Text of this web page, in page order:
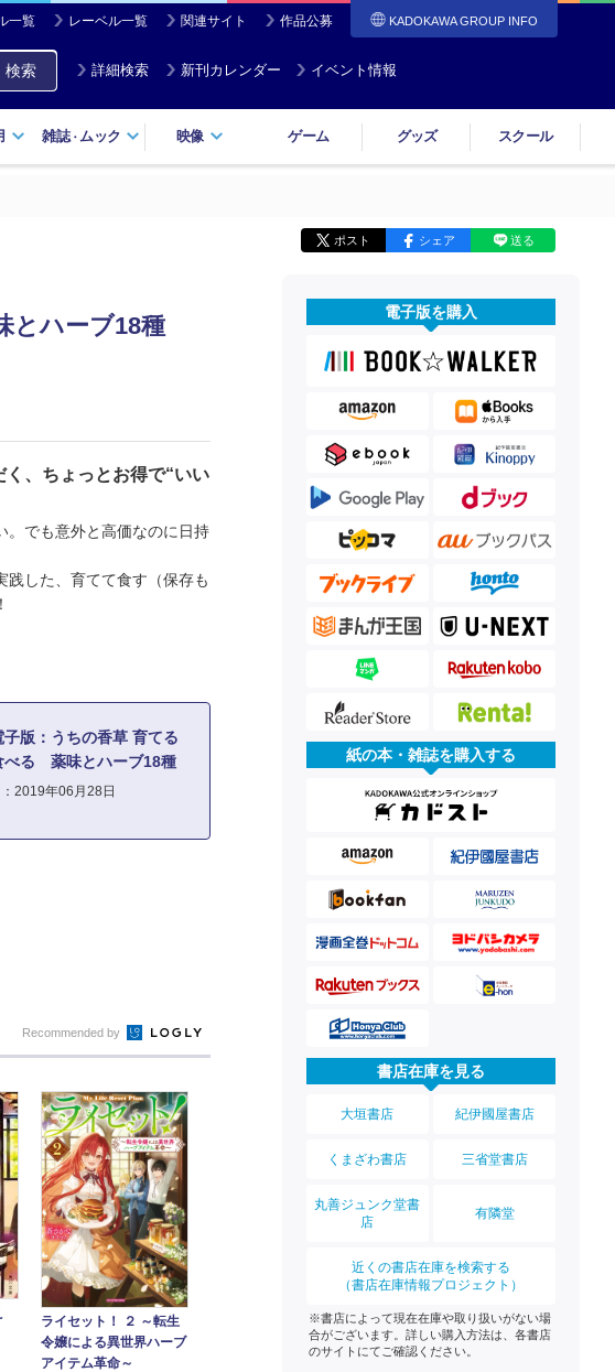
一覧 レーベル一覧 関連サイト 作品公募 KADOKAWA GROUP INFO
検索 詳細検索 新刊カレンダー イベント情報
雑誌・ ムック 映像 ゲーム グッズ スクール
ポスト シェア 送る
とハーブ18種
、ちょっとお得で“いい
。でも意外と高価なのに日持
践した、育てて食す（保存も
子版：うちの香草 育てる
べる 薬味とハーブ18種
2019年06月28日
電子版を購入
紙の本・雑誌を購入する
書店在庫を見る
大垣書店 紀伊國屋書店
くまざわ書店 三省堂書店
丸善ジュンク堂書
店
有隣堂
近くの書店在庫を検索する
（書店在庫情報プロジェクト）
※書店によって現在在庫や取り扱いがない場
合がございます。詳しい購入方法は、各書店
のサイトにてご確認ください。
Recommended by
ライセット！ ２ ～転生
令嬢による異世界ハーブ
アイテム革命～